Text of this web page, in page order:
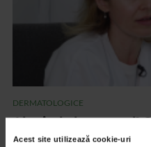
Acest site utilizează cookie-uri
DERMATOLOGICE
Alunitele la control!
ingrijoram